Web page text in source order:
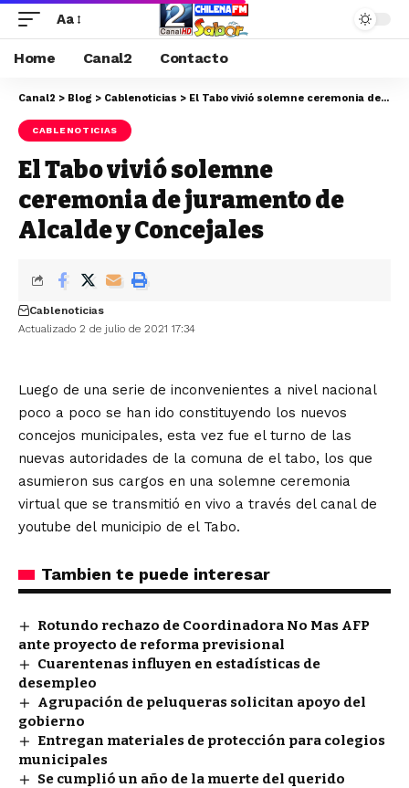
Aa
Home Canal2 Contacto
Canal2 > Blog > Cablenoticias > El Tabo vivió solemne ceremonia de juramento de Alcalde y Concejales
CABLENOTICIAS
El Tabo vivió solemne
ceremonia de juramento de
Alcalde y Concejales
Actualizado 2 de julio de 2021 17:34
Cablenoticias
Luego de una serie de inconvenientes a nivel nacional
poco a poco se han ido constituyendo los nuevos
concejos municipales, esta vez fue el turno de las
nuevas autoridades de la comuna de el tabo, los que
asumieron sus cargos en una solemne ceremonia
virtual que se transmitió en vivo a través del canal de
youtube del municipio de el Tabo.
Tambien te puede interesar
Rotundo rechazo de Coordinadora No Mas AFP
ante proyecto de reforma previsional
Cuarentenas influyen en estadísticas de
desempleo
Agrupación de peluqueras solicitan apoyo del
gobierno
Entregan materiales de protección para colegios
municipales
Se cumplió un año de la muerte del querido